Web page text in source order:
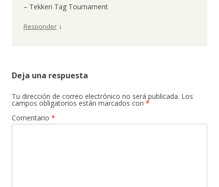
– Tekken Tag Tournament
Responder ↓
Deja una respuesta
Tu dirección de correo electrónico no será publicada. Los
campos obligatorios están marcados con *
Comentario *